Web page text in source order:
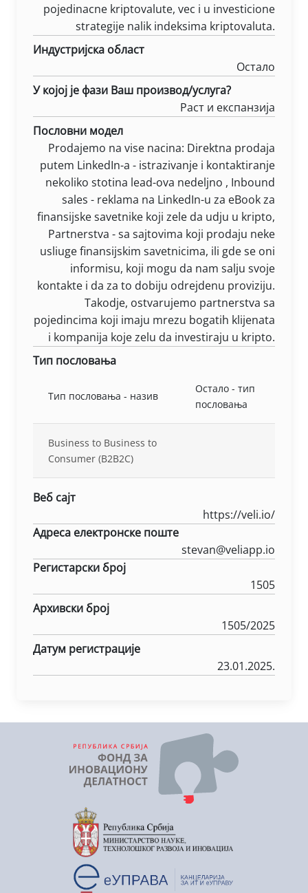
pojedinacne kriptovalute, vec i u investicione
strategije nalik indeksima kriptovaluta.
Индустријска област
Остало
У којој је фази Ваш производ/услуга?
Раст и експанзија
Пословни модел
Prodajemo na vise nacina: Direktna prodaja
putem LinkedIn-a - istrazivanje i kontaktiranje
nekoliko stotina lead-ova nedeljno , Inbound
sales - reklama na LinkedIn-u za eBook za
finansijske savetnike koji zele da udju u kripto,
Partnerstva - sa sajtovima koji prodaju neke
usliuge finansijskim savetnicima, ili gde se oni
informisu, koji mogu da nam salju svoje
kontakte i da za to dobiju odrejdenu proviziju.
Takodje, ostvarujemo partnerstva sa
pojedincima koji imaju mrezu bogatih klijenata
i kompanija koje zelu da investiraju u kripto.
Тип пословања
Тип пословања - назив
Остало - тип
пословања
Business to Business to
Consumer (B2B2C)
Веб сајт
https://veli.io/
Адреса електронске поште
stevan@veliapp.io
Регистарски број
1505
Архивски број
1505/2025
Датум регистрације
23.01.2025.